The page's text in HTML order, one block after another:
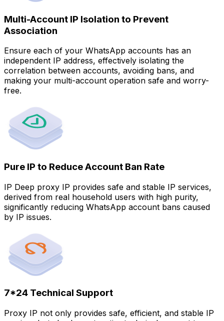
Multi-Account IP Isolation to Prevent
Association
Ensure each of your WhatsApp accounts has an
independent IP address, effectively isolating the
correlation between accounts, avoiding bans, and
making your multi-account operation safe and worry-
free.
Pure IP to Reduce Account Ban Rate
IP Deep proxy IP provides safe and stable IP services,
derived from real household users with high purity,
significantly reducing WhatsApp account bans caused
by IP issues.
7*24 Technical Support
Proxy IP not only provides safe, efficient, and stable IP